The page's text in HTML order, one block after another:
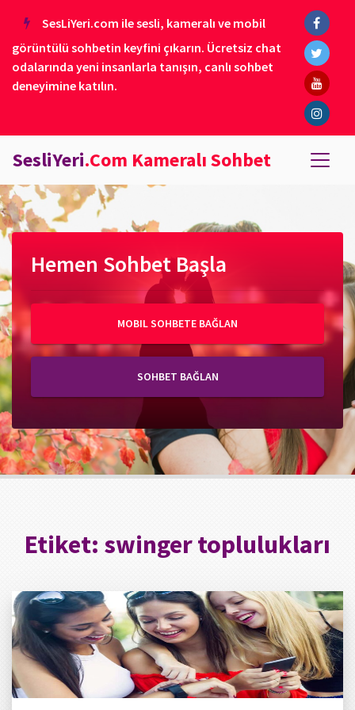
SesLiYeri.com ile sesli, kameralı ve mobil
görüntülü sohbetin keyfini çıkarın. Ücretsiz chat
odalarında yeni insanlarla tanışın, canlı sohbet
deneyimine katılın.
SesliYeri.Com Kameralı Sohbet
Hemen Sohbet Başla
MOBIL SOHBETE BAĞLAN
SOHBET BAĞLAN
Etiket: swinger toplulukları